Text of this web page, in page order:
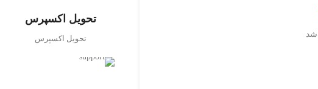
تحویل اکسپرس
تحویل اکسپرس